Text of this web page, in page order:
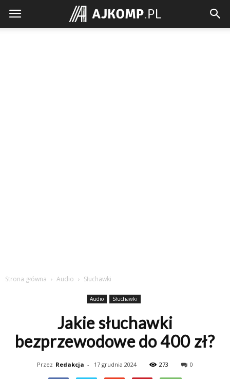
Ajkomp.pl
Strona główna Audio Słuchawki
Audio Słuchawki
Jakie słuchawki
bezprzewodowe do 400 zł?
Przez Redakcja - 17 grudnia 2024 273 0